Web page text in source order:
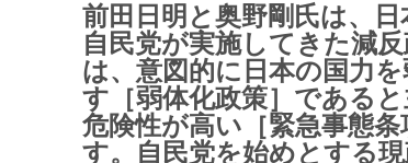
前田日明と奥野剛氏は、
自民党が実施してきた減
は、意図的に日本の国力
す［弱体化政策］である
危険性が高い［緊急事態
す。自民党を始めとする